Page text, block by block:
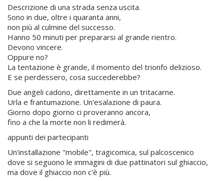
Descrizione di una strada senza uscita.
Sono in due, oltre i quaranta anni,
non più al culmine del successo.
Hanno 50 minuti per prepararsi al grande rientro.
Devono vincere.
Oppure no?
La tentazione è grande, il momento del trionfo delizioso.
E se perdessero, cosa succederebbe?
Due angeli cadono, direttamente in un tritacarne.
Urla e frantumazione. Un'esalazione di paura.
Giorno dopo giorno ci proveranno ancora,
fino a che la morte non li redimerà.
appunti dei partecipanti
Un'installazione "mobile", tragicomica, sul palcoscenico
dove si seguono le immagini di due pattinatori sul ghiaccio,
ma dove il ghiaccio non c'è più.